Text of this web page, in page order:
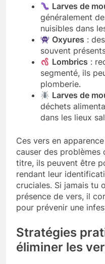
Larves de
généralement
nuisibles dans
Oxyures :
souvent
Lombrics :
segmenté, ils
plomberie.
Larves de
déchets
dans les lieux
Ces vers en
causer des problèmes
titre, ils peuvent être
rendant leur
cruciales. Si jamais tu
présence de vers, il
pour prévenir une
Stratégies
éliminer les